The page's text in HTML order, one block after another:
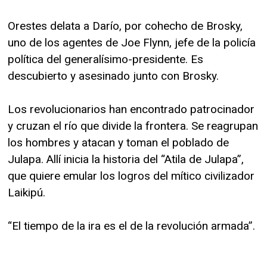
Orestes delata a Darío, por cohecho de Brosky,
uno de los agentes de Joe Flynn, jefe de la policía
política del generalísimo-presidente. Es
descubierto y asesinado junto con Brosky.
Los revolucionarios han encontrado patrocinador
y cruzan el río que divide la frontera. Se reagrupan
los hombres y atacan y toman el poblado de
Julapa. Allí inicia la historia del “Atila de Julapa”,
que quiere emular los logros del mítico civilizador
Laikipú.
“El tiempo de la ira es el de la revolución armada”.